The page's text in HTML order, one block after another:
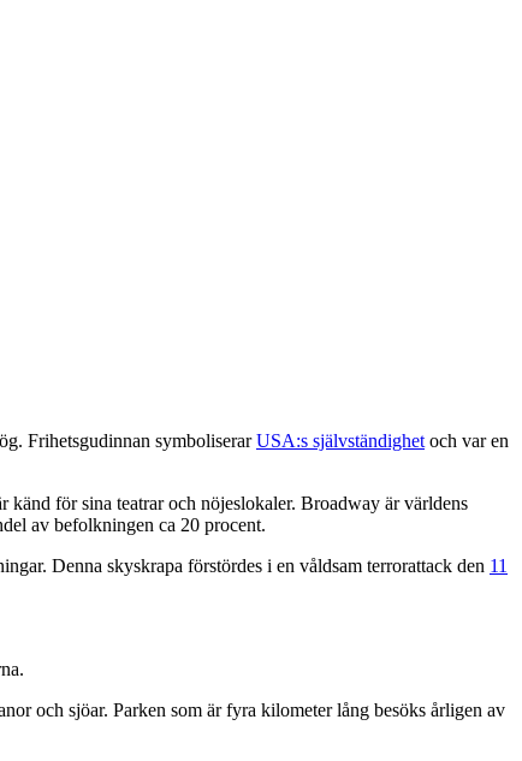
Frihetsgudinnan symboliserarUSA:s självständighet och var en
för sina teatrar och nöjeslokaler. Broadway är världens
av befolkningen ca 20 procent.
Denna skyskrapa förstördes i en våldsam terrorattack den 11
och sjöar. Parken som är fyra kilometer lång besöks årligen av